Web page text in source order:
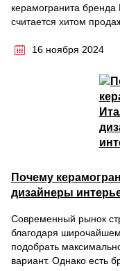
керамогранита
считается хитом
16 ноября 2024
Почему
дизайнеры
Современный рынок
благодаря
подобрать
вариант. Однако есть